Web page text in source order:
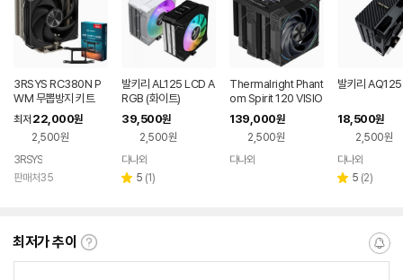
3RSYS RC380N P
WM 무뽑방지 키트
최저 22,000원
2,500원
3RSYS
판매처35
발키리 AL125 LCD A
RGB (화이트)
39,500원
2,500원
페이
다나와
별 5 리
(1)
Thermalright Phant
om Spirit 120 VISIO
N EVO 서린
139,000원
2,500원
다나와
발키리 AQ125
18,500원
2,500원
페이
다나와
별 5 리
(2)
최저가 추이
최
알